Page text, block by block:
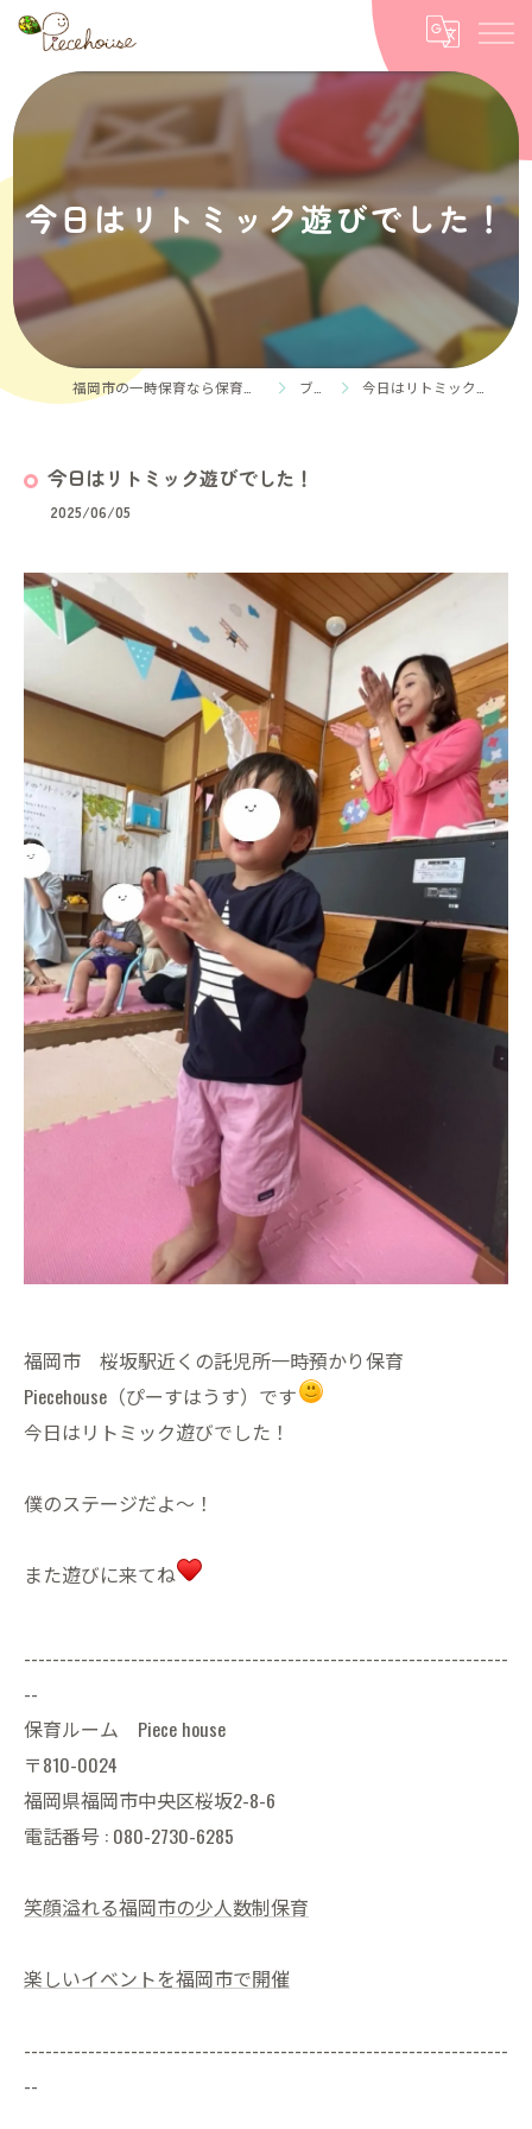
今日はリトミック遊びでした！
ブログ 今日はリトミック遊びでした！
今日はリトミック遊びでした！
2025/06/05
福岡市 桜坂駅近くの託児所一時預かり保育
Piecehouse（ぴーすはうす）です
今日はリトミック遊びでした！
僕のステージだよ〜！
また遊びに来てね
--------------------------------------------------------------------
--
保育ルーム Piece house
〒810-0024
福岡県福岡市中央区桜坂2-8-6
電話番号 : 080-2730-6285
笑顔溢れる福岡市の少人数制保育
楽しいイベントを福岡市で開催
--------------------------------------------------------------------
--